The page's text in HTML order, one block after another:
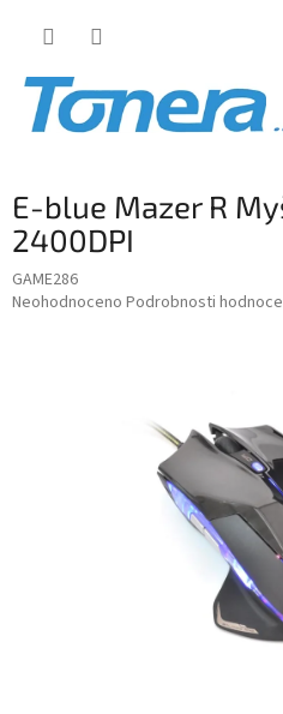
E-blue Mazer R
2400DPI
GAME286
Průměrné
Neohodnoceno Podrobnosti